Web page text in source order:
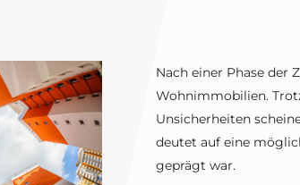
Nach einer Phase der
Wohnimmobilien.
Unsicherheiten
deutet auf eine
geprägt war.